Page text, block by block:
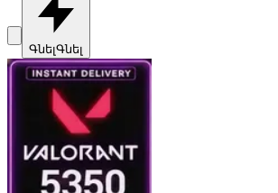
ԳնելԳնել